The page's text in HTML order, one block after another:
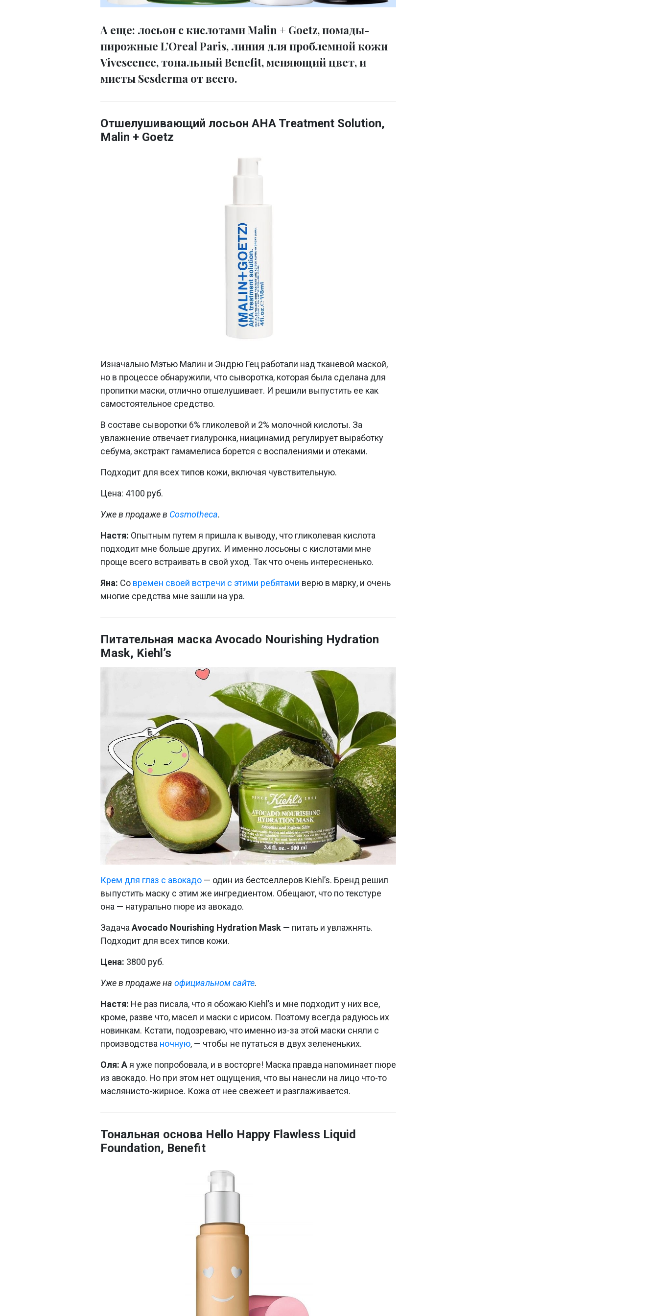
А еще: лосьон с кислотами Malin + Goetz, помады-
пирожные L’Oreal Paris, линия для проблемной кожи
Vivescence, тональный Benefit, меняющий цвет, и
мисты Sesderma от всего.
Отшелушивающий лосьон AHA Treatment Solution,
Malin + Goetz
Изначально Мэтью Малин и Эндрю Гец работали над тканевой маской,
но в процессе обнаружили, что сыворотка, которая была сделана для
пропитки маски, отлично отшелушивает. И решили выпустить ее как
самостоятельное средство.
В составе сыворотки 6% гликолевой и 2% молочной кислоты. За
увлажнение отвечает гиалуронка, ниацинамид регулирует выработку
себума, экстракт гамамелиса борется с воспалениями и отеками.
Подходит для всех типов кожи, включая чувствительную.
Цена: 4100 руб.
Уже в продаже в Cosmotheca.
Настя: Опытным путем я пришла к выводу, что гликолевая кислота
подходит мне больше других. И именно лосьоны с кислотами мне
проще всего встраивать в свой уход. Так что очень интересненько.
Яна: Со времен своей встречи с этими ребятами верю в марку, и очень
многие средства мне зашли на ура.
Питательная маска Avocado Nourishing Hydration
Mask, Kiehl’s
Крем для глаз с авокадо — один из бестселлеров Kiehl’s. Бренд решил
выпустить маску с этим же ингредиентом. Обещают, что по текстуре
она — натурально пюре из авокадо.
Задача Avocado Nourishing Hydration Mask — питать и увлажнять.
Подходит для всех типов кожи.
Цена: 3800 руб.
Уже в продаже на официальном сайте.
Настя: Не раз писала, что я обожаю Kiehl’s и мне подходит у них все,
кроме, разве что, масел и маски с ирисом. Поэтому всегда радуюсь их
новинкам. Кстати, подозреваю, что именно из-за этой маски сняли с
производства ночную, — чтобы не путаться в двух зелененьких.
Оля: А я уже попробовала, и в восторге! Маска правда напоминает пюре
из авокадо. Но при этом нет ощущения, что вы нанесли на лицо что-то
маслянисто-жирное. Кожа от нее свежеет и разглаживается.
Тональная основа Hello Happy Flawless Liquid
Foundation, Benefit